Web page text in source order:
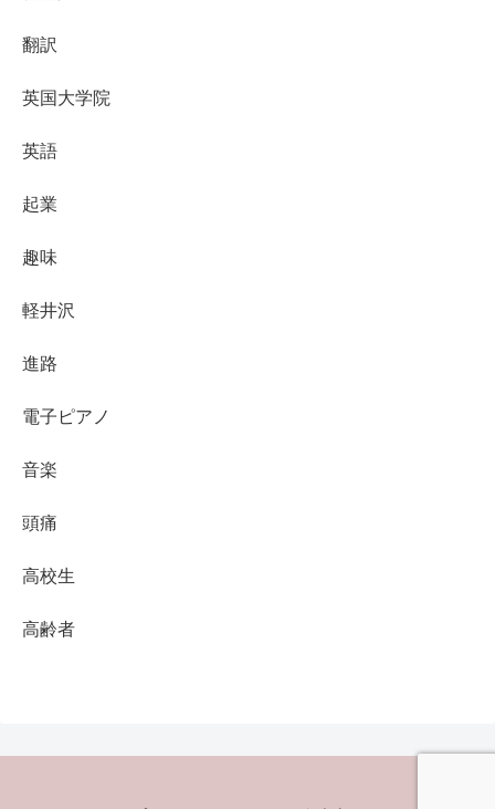
翻訳
英国大学院
英語
起業
趣味
軽井沢
進路
電子ピアノ
音楽
頭痛
高校生
高齢者